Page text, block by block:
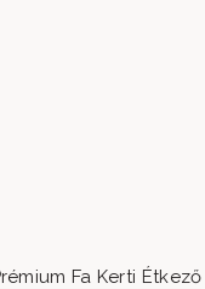
Fa Kerti Étkező